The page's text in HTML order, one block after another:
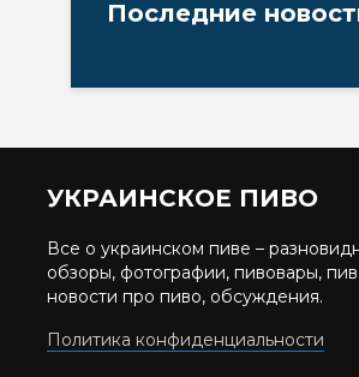
Последние
УКРАИНСКОЕ ПИВО
Все о украинском пиве –
обзоры, фотографии, пивовары,
новости про пиво, обсуждения.
Политика конфиденциальности